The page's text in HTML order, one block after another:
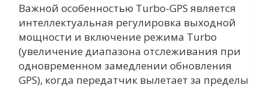
Важной особенностью Turbo-GPS является
интеллектуальная регулировка выходной
мощности и включение режима Turbo
(увеличение диапазона отслеживания при
одновременном замедлении обновления
GPS), когда передатчик вылетает за пределы